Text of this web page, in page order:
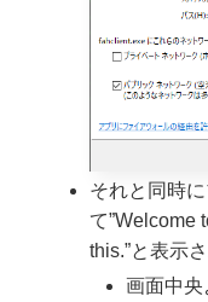
それと同時
て”Welcome
this.”と表示さ
画面中央